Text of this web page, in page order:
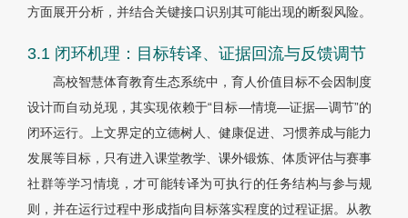
方面展开分析，并结合关键接口识别其可能出现的断裂风险。
3.1 闭环机理：目标转译、证据回流与反馈调节
高校智慧体育教育生态系统中，育人价值目标不会因制度
设计而自动兑现，其实现依赖于“目标—情境—证据—调节”的
闭环运行。上文界定的立德树人、健康促进、习惯养成与能力
发展等目标，只有进入课堂教学、课外锻炼、体质评估与赛事
社群等学习情境，才可能转译为可执行的任务结构与参与规
则，并在运行过程中形成指向目标落实程度的过程证据。从教